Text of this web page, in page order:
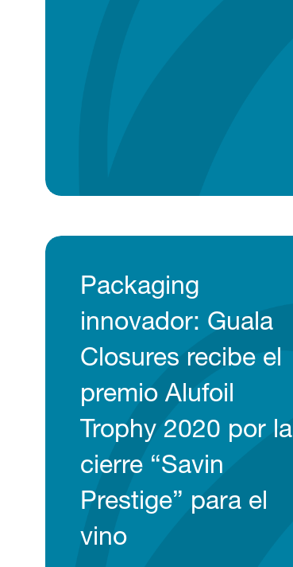
Packaging
innovador: Guala
Closures recibe el
premio Alufoil
Trophy 2020 por la
cierre “Savin
Prestige” para el
vino